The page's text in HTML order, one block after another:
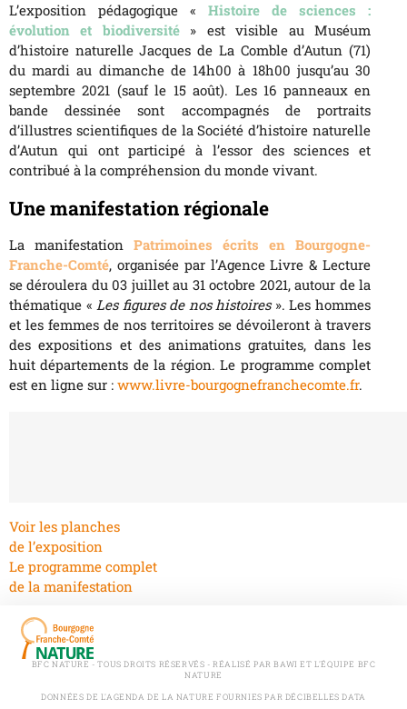
L’exposition pédagogique « Histoire de sciences :
évolution et biodiversité» est visible au Muséum
d’histoire naturelle Jacques de La Comble d’Autun (71)
du mardi au dimanche de 14h00 à 18h00 jusqu’au 30
septembre 2021 (sauf le 15 août). Les 16 panneaux en
bande dessinée sont accompagnés de portraits
d’illustres scientifiques de la Société d’histoire naturelle
d’Autun qui ont participé à l’essor des sciences et
contribué à la compréhension du monde vivant.
Une manifestation régionale
La manifestation Patrimoines écrits en Bourgogne-
Franche-Comté, organisée par l’Agence Livre & Lecture
se déroulera du 03 juillet au 31 octobre 2021, autour de la
thématique «Les figures de nos histoires». Les hommes
et les femmes de nos territoires se dévoileront à travers
des expositions et des animations gratuites, dans les
huit départements de la région. Le programme complet
est en ligne sur : www.livre-bourgognefranchecomte.fr.
Voir les planches
de l’exposition
Le programme complet
de la manifestation
BFC NATURE - TOUS DROITS RÉSERVÉS - RÉALISÉ PAR BAWI ET L'ÉQUIPE BFC
NATURE
DONNÉES DE L'AGENDA DE LA NATURE FOURNIES PAR DÉCIBELLES DATA